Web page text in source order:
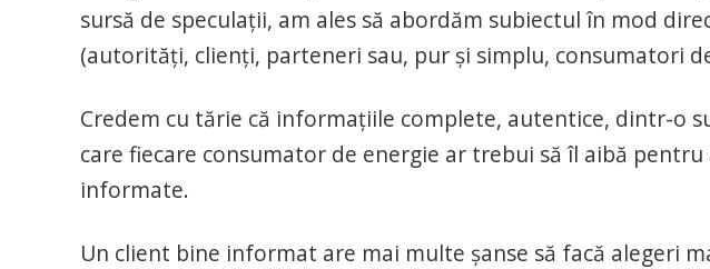
sursă de speculații, am ales să abordăm subiectul în mod
(autorități, clienți, parteneri sau, pur și simplu, consumatori
Credem cu tărie că informațiile complete, autentice, dintr-o
care fiecare consumator de energie ar trebui să îl aibă
informate.
Un client bine informat are mai multe șanse să facă alegeri